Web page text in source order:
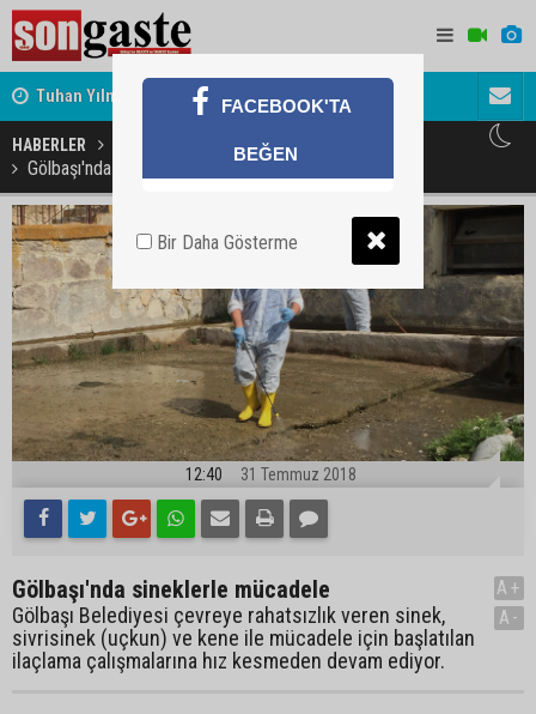
Tuhan Yılmaz'ın mutlu günü Dulkadir
HABERLER GÖLBAŞI
Gölbaşı'nda sineklerle mücadele
12:40 31 Temmuz 2018
Gölbaşı'nda sineklerle mücadele
Gölbaşı Belediyesi çevreye rahatsızlık veren sinek,
sivrisinek (uçkun) ve kene ile mücadele için başlatılan
ilaçlama çalışmalarına hız kesmeden devam ediyor.
A+
A-
FACEBOOK'TA
BEĞEN
Bir Daha Gösterme